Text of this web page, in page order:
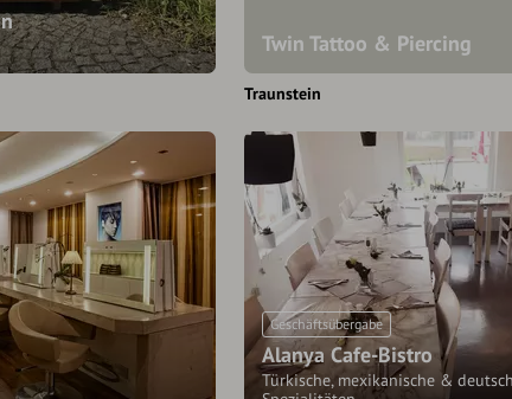
Twin Tattoo & Piercing
Traunstein
Geschäftsübergabe
Alanya Cafe-Bistro
Türkische, mexikanische &